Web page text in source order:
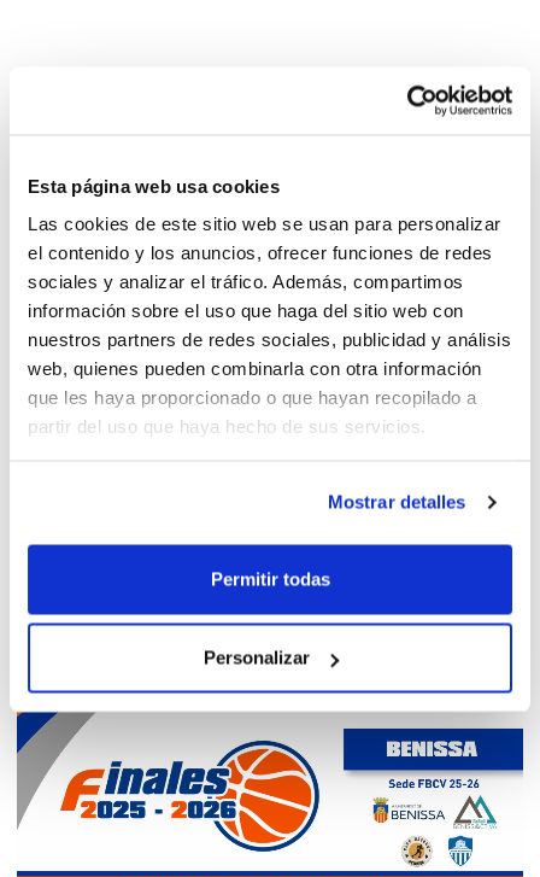
Esta página web usa cookies
Las cookies de este sitio web se usan para personalizar
el contenido y los anuncios, ofrecer funciones de redes
sociales y analizar el tráfico. Además, compartimos
información sobre el uso que haga del sitio web con
nuestros partners de redes sociales, publicidad y análisis
web, quienes pueden combinarla con otra información
que les haya proporcionado o que hayan recopilado a
partir del uso que haya hecho de sus servicios.
Mostrar detalles
Permitir todas
Personalizar